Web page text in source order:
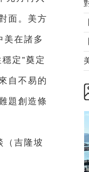
面。美方
在諸多
定”奠定
自不易的
題創造條
（吉隆坡